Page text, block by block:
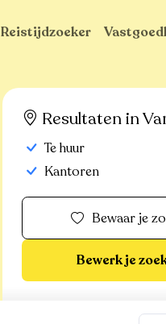
Reistijdzoeker
Resultaten in
Te huur
Kantoren
Bewaar je
Bewerk je